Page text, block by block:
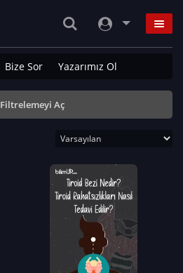
Bize Sor Yazarımız Ol
Filtrelemeyi Aç